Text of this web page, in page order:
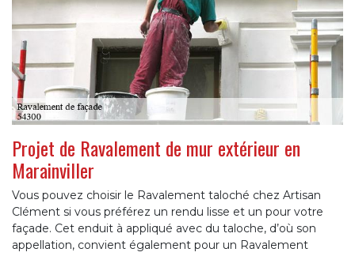
Projet de Ravalement de mur extérieur en
Marainviller
Vous pouvez choisir le Ravalement taloché chez Artisan
Clément si vous préférez un rendu lisse et un pour votre
façade. Cet enduit à appliqué avec du taloche, d’où son
appellation, convient également pour un Ravalement